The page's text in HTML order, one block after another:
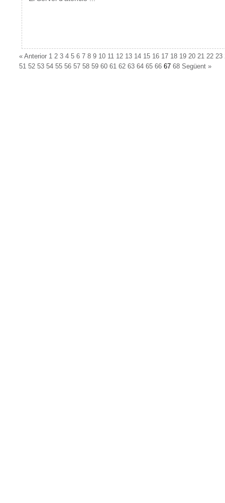
« Anterior 1 2 3 4 5 6 7 8 9 10 11 12 13 14 15 16 17 18 19 20 21 22 23
51 52 53 54 55 56 57 58 59 60 61 62 63 64 65 6667 68 Següent »